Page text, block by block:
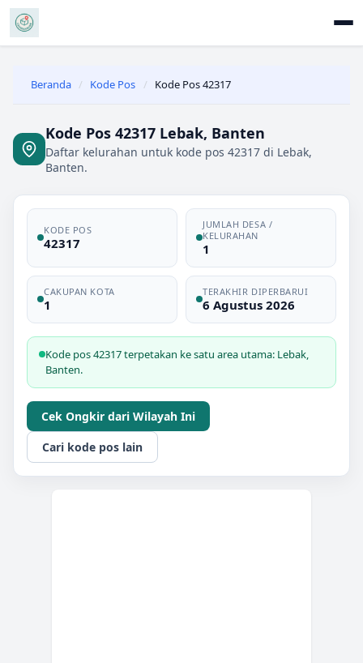
Beranda / Kode Pos / Kode Pos 42317
Kode Pos 42317 Lebak, Banten
Daftar kelurahan untuk kode pos 42317 di Lebak,
Banten.
KODE POS
42317
JUMLAH DESA /
KELURAHAN
1
CAKUPAN KOTA
1
TERAKHIR DIPERBARUI
6 Agustus 2026
Kode pos 42317 terpetakan ke satu area utama: Lebak,
Banten.
Cek Ongkir dari Wilayah Ini
Cari kode pos lain